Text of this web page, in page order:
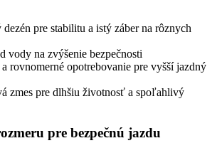
pre stabilitu a istý záber na rôznych
vody na zvýšenie bezpečnosti
rovnomerné opotrebovanie pre vyšší jazdný
zmes pre dlhšiu životnosť a spoľahlivý
pre bezpečnú jazdu